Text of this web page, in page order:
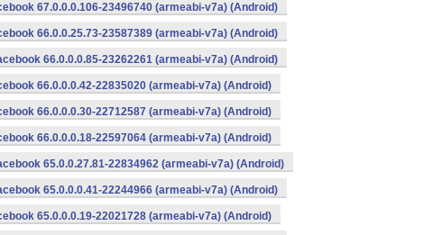
67.0.0.0.106-23496740 (armeabi-v7a) (Android)
66.0.0.25.73-23587389 (armeabi-v7a) (Android)
66.0.0.0.85-23262261 (armeabi-v7a) (Android)
66.0.0.0.42-22835020 (armeabi-v7a) (Android)
66.0.0.0.30-22712587 (armeabi-v7a) (Android)
66.0.0.0.18-22597064 (armeabi-v7a) (Android)
65.0.0.27.81-22834962 (armeabi-v7a) (Android)
65.0.0.0.41-22244966 (armeabi-v7a) (Android)
65.0.0.0.19-22021728 (armeabi-v7a) (Android)